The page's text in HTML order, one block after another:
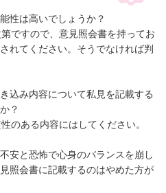
性は高いでしょうか？
ですので、意見照会書を持ってお
れてください。そうでなければ判
込み内容について私見を記載する
？
のある内容にはしてください。
安と恐怖で心身のバランスを崩し
照会書に記載するのはやめた方が